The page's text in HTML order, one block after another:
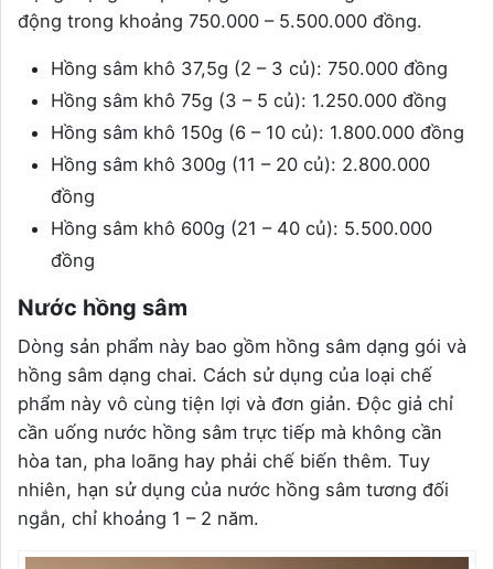
động trong khoảng 750.000 – 5.500.000 đồng.
Hồng sâm khô 37,5g (2 – 3 củ): 750.000 đồng
Hồng sâm khô 75g (3 – 5 củ): 1.250.000 đồng
Hồng sâm khô 150g (6 – 10 củ): 1.800.000 đồng
Hồng sâm khô 300g (11 – 20 củ): 2.800.000
đồng
Hồng sâm khô 600g (21 – 40 củ): 5.500.000
đồng
Nước hồng sâm
Dòng sản phẩm này bao gồm hồng sâm dạng gói và
hồng sâm dạng chai. Cách sử dụng của loại chế
phẩm này vô cùng tiện lợi và đơn giản. Độc giả chỉ
cần uống nước hồng sâm trực tiếp mà không cần
hòa tan, pha loãng hay phải chế biến thêm. Tuy
nhiên, hạn sử dụng của nước hồng sâm tương đối
ngắn, chỉ khoảng 1 – 2 năm.